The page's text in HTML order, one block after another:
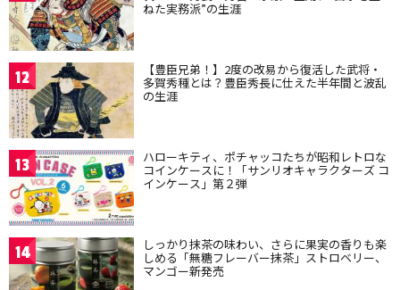
ねた実務派”の生涯
12 【豊臣兄弟！】2度の改易から復活した武将・
多賀秀種とは？豊臣秀長に仕えた半年間と波乱
の生涯
13 ハローキティ、ポチャッコたちが昭和レトロな
コインケースに！「サンリオキャラクターズ コ
インケース」第２弾
14 しっかり抹茶の味わい、さらに果実の香りも楽
しめる「無糖フレーバー抹茶」ストロベリー、
マンゴー新発売